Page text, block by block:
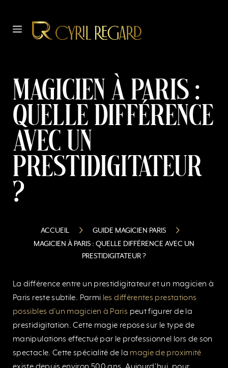
contenuMENU
Magicien à Paris :
quelle différence
avec un
prestidigitateur
?
ACCUEIL
GUIDE MAGICIEN PARIS
MAGICIEN À PARIS : QUELLE DIFFÉRENCE AVEC UN
PRESTIDIGITATEUR ?
La différence entre un prestidigitateur et un magicien à
Paris reste subtile. Parmi les différentes prestations
possibles d’un magicien à Paris peut figurer de la
prestidigitation. Cette magie repose sur le type de
manipulations effectué par le professionnel lors de son
spectacle. Cette spécialité de la magie de proximité